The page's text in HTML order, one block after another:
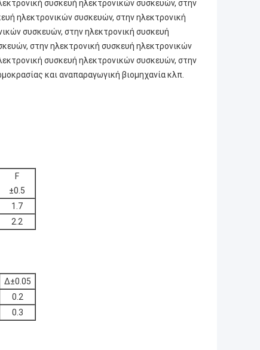
συσκευή ηλεκτρονικών συσκευών, στην
ηλεκτρονικών συσκευών, στην ηλεκτρονική
συσκευών, στην ηλεκτρονική συσκευή
στην ηλεκτρονική συσκευή ηλεκτρονικών
συσκευή ηλεκτρονικών συσκευών, στην
και αναπαραγωγική βιομηχανία κλπ.
F
±0.5
1.7
2.2
Δ±0.05
0.2
0.3